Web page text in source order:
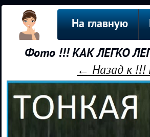
На главную
Фото !!! КАК ЛЕГКО
← Назад к